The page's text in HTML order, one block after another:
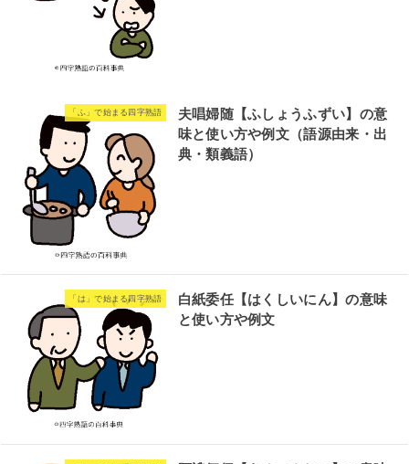
「ふ」で始まる四字熟語
夫唱婦随【ふしょうふずい】の意
味と使い方や例文（語源由来・出
典・類義語）
「は」で始まる四字熟語
白紙委任【はくしいにん】の意味
と使い方や例文